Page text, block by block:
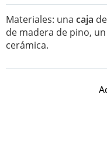
Materiales: una caja
de madera de pino,
cerámica.